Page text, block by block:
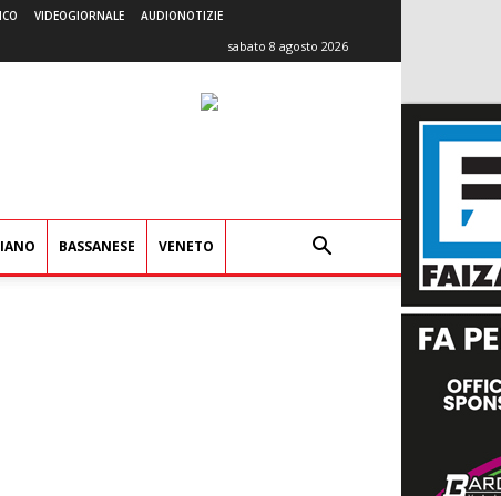
VIDEOGIORNALE AUDIONOTIZIE
sabato 8 agosto 2026
BASSANESE VENETO